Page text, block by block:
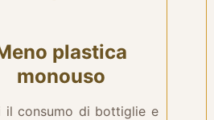
plastica
monouso
il consumo di bottiglie e